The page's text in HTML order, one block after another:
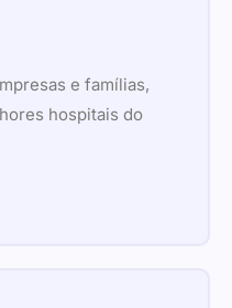
e famílias,
hospitais do